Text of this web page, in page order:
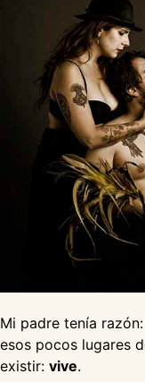
Mi padre tenía
esos pocos lugares
existir: vive.